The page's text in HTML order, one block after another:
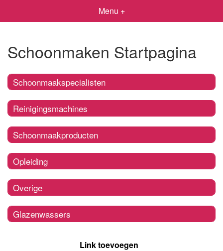
Menu +
Schoonmaken Startpagina
Schoonmaakspecialisten
Reinigingsmachines
Schoonmaakproducten
Opleiding
Overige
Glazenwassers
Link toevoegen